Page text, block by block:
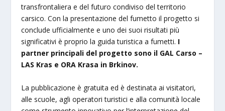
transfrontaliera e del futuro condiviso del territorio
carsico. Con la presentazione del fumetto il progetto si
conclude ufficialmente e uno dei suoi risultati più
significativi è proprio la guida turistica a fumetti. I
partner principali del progetto sono il GAL Carso –
LAS Kras e ORA Krasa in Brkinov.
La pubblicazione è gratuita ed è destinata ai visitatori,
alle scuole, agli operatori turistici e alla comunità locale